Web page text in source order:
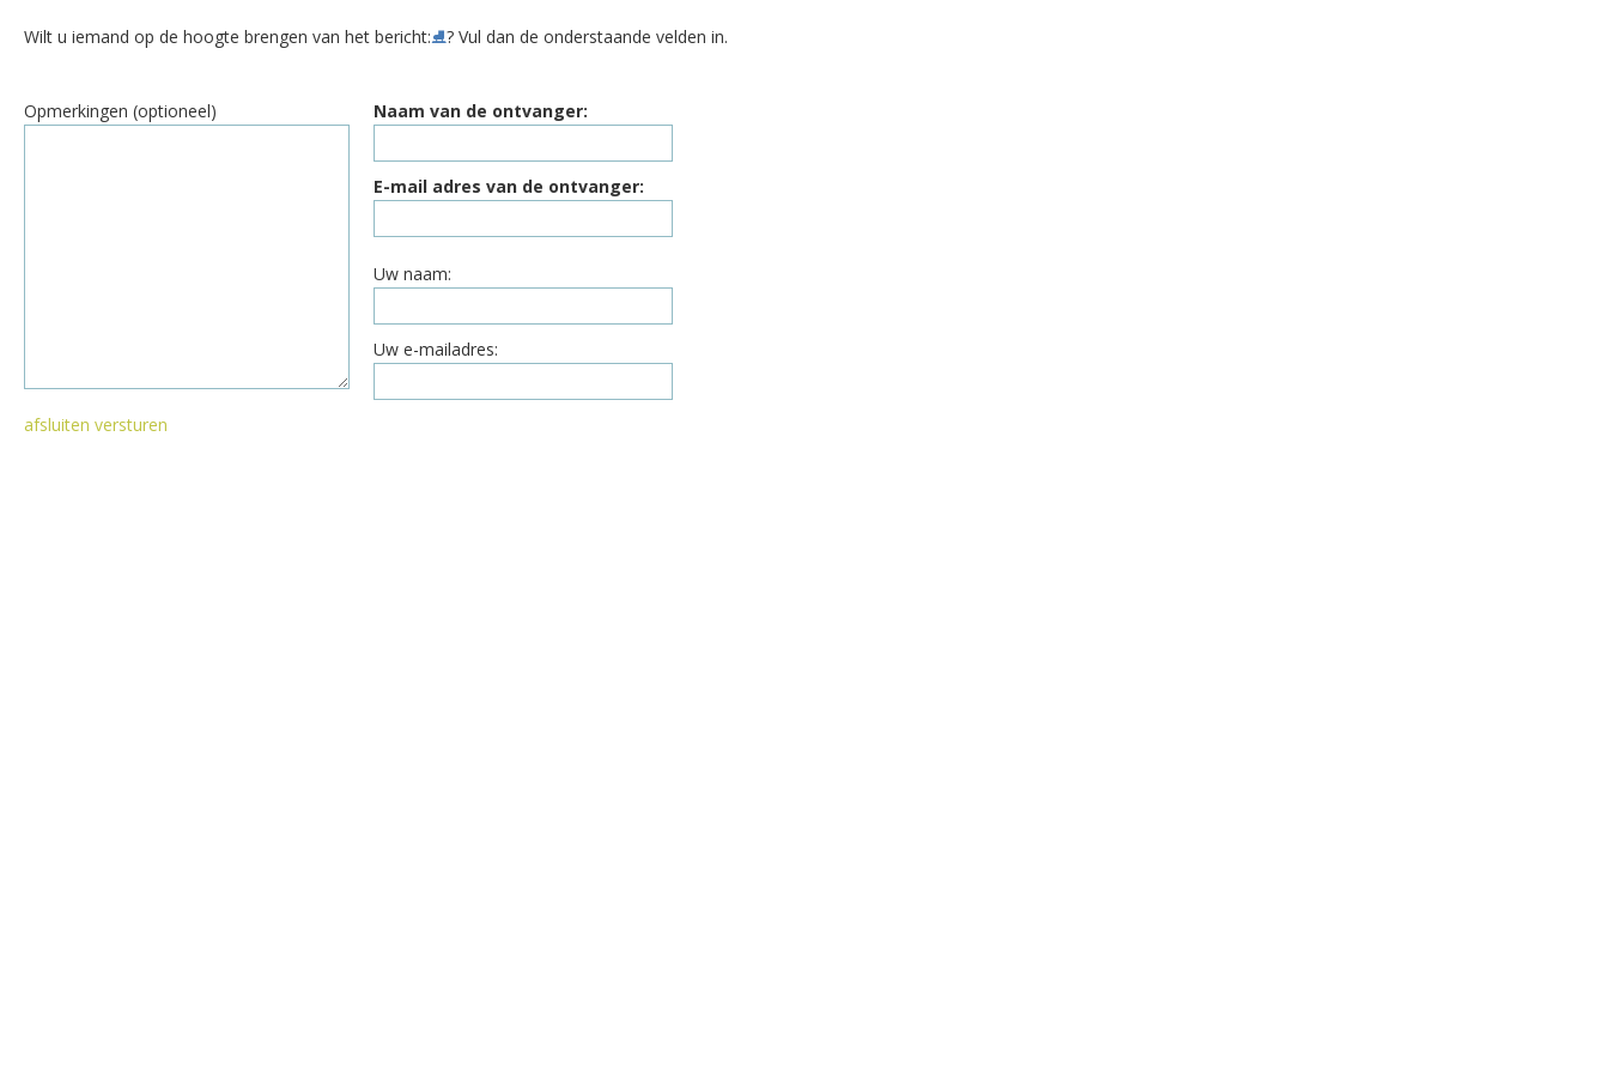
Wilt u iemand op de hoogte brengen van het bericht:⛸️? Vul dan de onderstaande velden in.
Opmerkingen (optioneel) Naam van de ontvanger:
E-mail adres van de ontvanger:
Uw naam:
Uw e-mailadres:
afsluiten versturen